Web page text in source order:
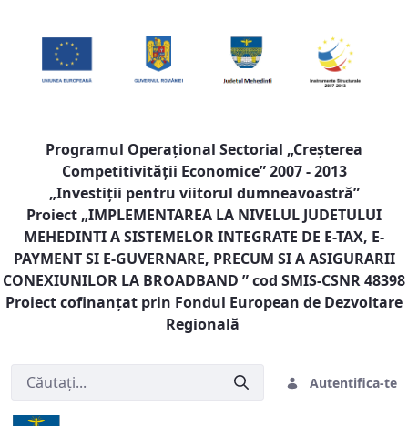
Programul Operaţional Sectorial „Creşterea
Competitivităţii Economice” 2007 - 2013
„Investiţii pentru viitorul dumneavoastră”
Proiect „IMPLEMENTAREA LA NIVELUL JUDETULUI
MEHEDINTI A SISTEMELOR INTEGRATE DE E-TAX, E-
PAYMENT SI E-GUVERNARE, PRECUM SI A ASIGURARII
CONEXIUNILOR LA BROADBAND ” cod SMIS-CSNR 48398
Proiect cofinanţat prin Fondul European de Dezvoltare
Regională
Autentifica-te